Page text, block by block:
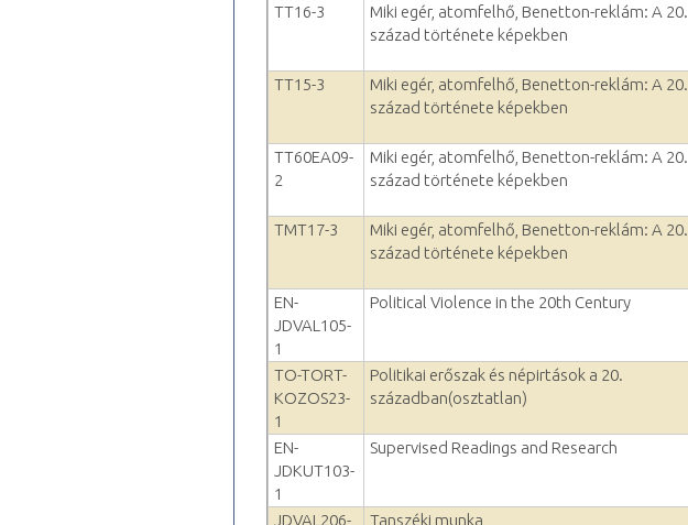
TT16-3
Miki egér, atomfelhő, Benetton-reklám: A 20.
század története képekben
TT15-3
Miki egér, atomfelhő, Benetton-reklám: A 20.
század története képekben
TT60EA09-
2
Miki egér, atomfelhő, Benetton-reklám: A 20.
század története képekben
TMT17-3
Miki egér, atomfelhő, Benetton-reklám: A 20.
század története képekben
EN-
JDVAL105-
1
Political Violence in the 20th Century
TO-TORT-
KOZOS23-
1
Politikai erőszak és népirtások a 20.
században(osztatlan)
EN-
JDKUT103-
1
Supervised Readings and Research
JDVAL206-
Tanszéki munka